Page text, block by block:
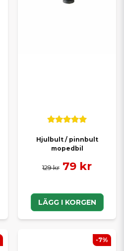
Hjulbult / pinnbult
mopedbil
129 kr 79 kr
LÄGG I KORGEN
-7%